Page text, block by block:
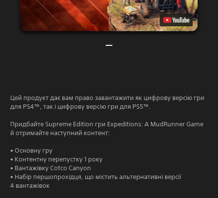
Цей продукт дає вам право завантажити як цифрову версію гри
для PS4™, так і цифрову версію гри для PS5™.
Придбайте Supreme Edition гри Expeditions: A MudRunner Game
й отримайте наступний контент:
• Основну гру
• Контентну перепустку 1 року
• Вантажівку Cotco Canyon
• Набір першопрохідця, що містить альтернативні версії
4 вантажівок